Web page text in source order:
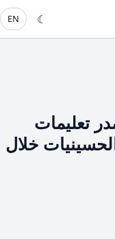
☾
EN
تعليمات
خلال